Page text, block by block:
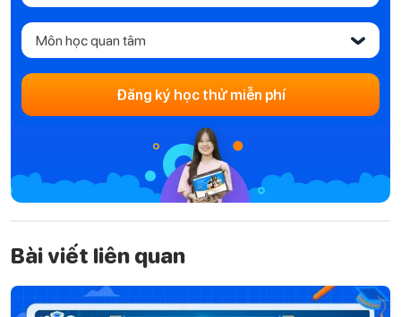
Môn học quan tâm ‹
Đăng ký học thử miễn phí
Bài viết liên quan